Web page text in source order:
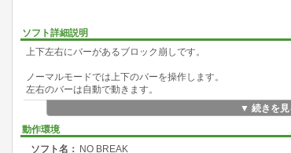
ソフト詳細説明
上下左右にバーがあるブロック崩しです。
ノーマルモードでは上下のバーを操作します。
左右のバーは自動で動きます。
ハードモードでは上下左右全てのバーを操作します。
上のバーと下のバーは同時に動きます。
▼ 続きを
動作環境
ソフト名： NO BREAK